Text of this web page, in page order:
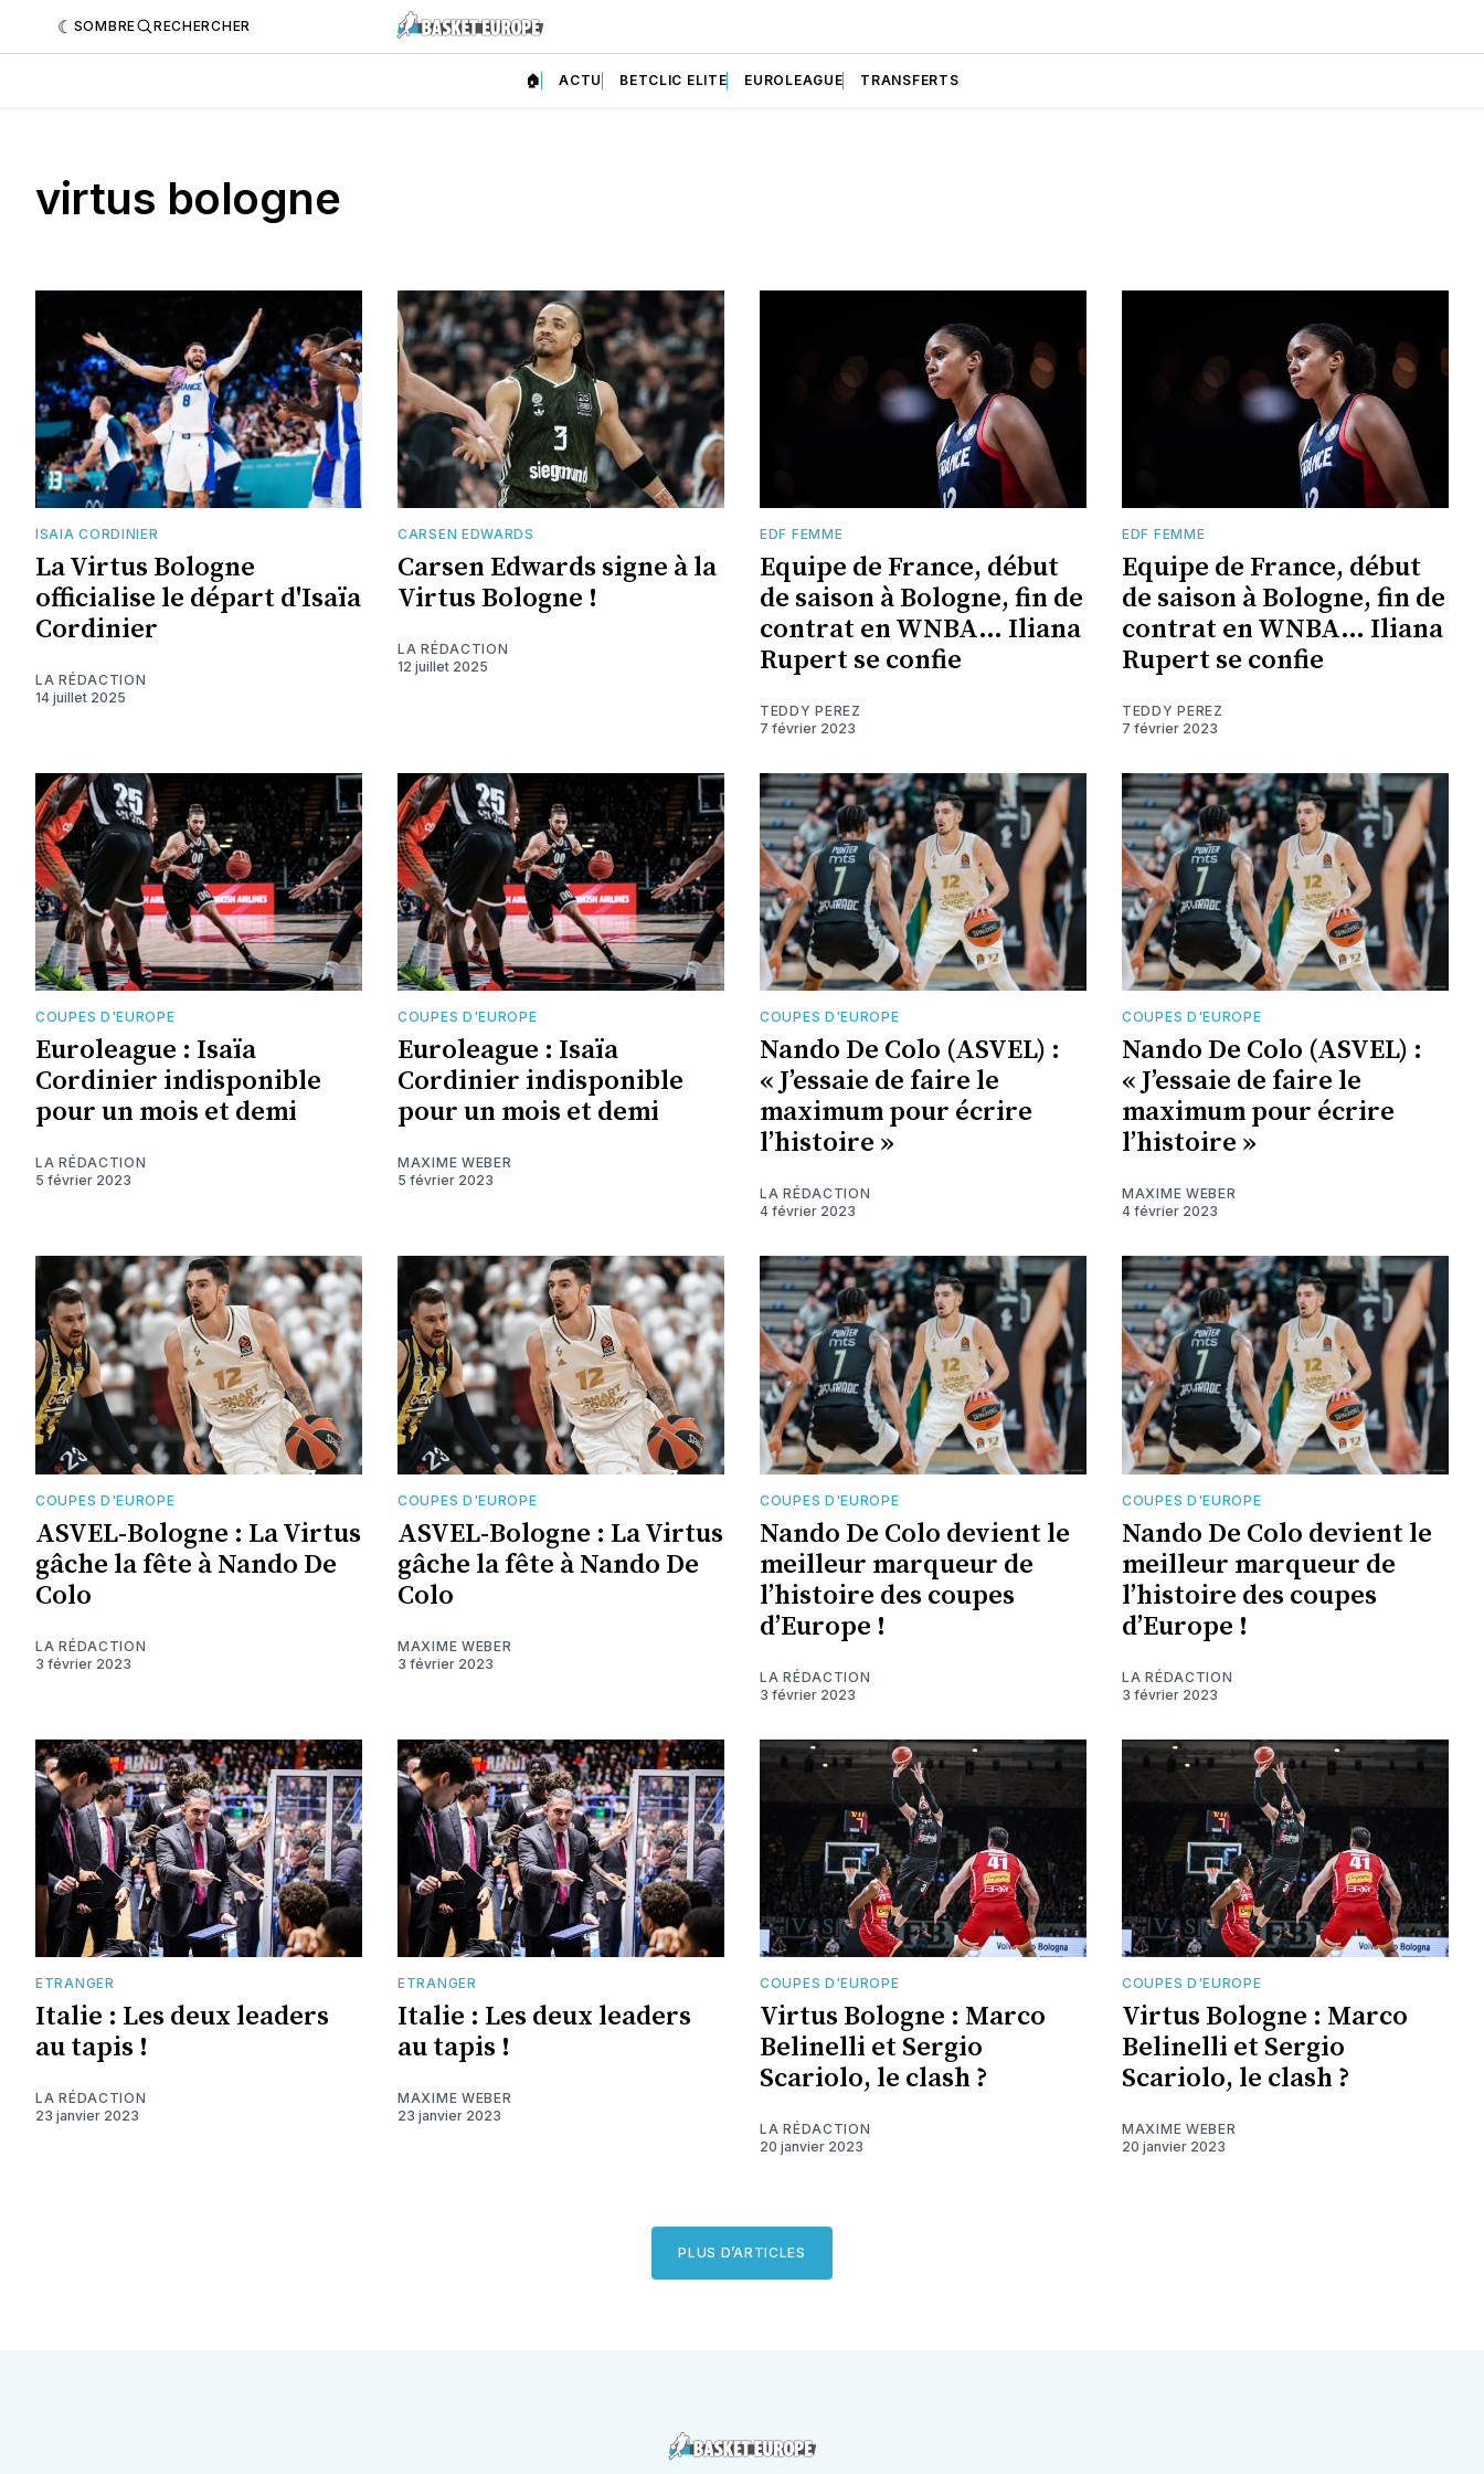
SOMBRE RECHERCHER
🏠 ACTU BETCLIC ELITE EUROLEAGUE TRANSFERTS
virtus bologne
ISAIA CORDINIER
La Virtus Bologne
officialise le départ d'Isaïa
Cordinier
LA RÉDACTION
14 juillet 2025
CARSEN EDWARDS
Carsen Edwards signe à la
Virtus Bologne !
LA RÉDACTION
12 juillet 2025
EDF FEMME
Equipe de France, début
de saison à Bologne, fin de
contrat en WNBA… Iliana
Rupert se confie
TEDDY PEREZ
7 février 2023
EDF FEMME
Equipe de France, début
de saison à Bologne, fin de
contrat en WNBA… Iliana
Rupert se confie
TEDDY PEREZ
7 février 2023
COUPES D'EUROPE
Euroleague : Isaïa
Cordinier indisponible
pour un mois et demi
LA RÉDACTION
5 février 2023
COUPES D'EUROPE
Euroleague : Isaïa
Cordinier indisponible
pour un mois et demi
MAXIME WEBER
5 février 2023
COUPES D'EUROPE
Nando De Colo (ASVEL) :
« J’essaie de faire le
maximum pour écrire
l’histoire »
LA RÉDACTION
4 février 2023
COUPES D'EUROPE
Nando De Colo (ASVEL) :
« J’essaie de faire le
maximum pour écrire
l’histoire »
MAXIME WEBER
4 février 2023
COUPES D'EUROPE
ASVEL-Bologne : La Virtus
gâche la fête à Nando De
Colo
LA RÉDACTION
3 février 2023
COUPES D'EUROPE
ASVEL-Bologne : La Virtus
gâche la fête à Nando De
Colo
MAXIME WEBER
3 février 2023
COUPES D'EUROPE
Nando De Colo devient le
meilleur marqueur de
l’histoire des coupes
d’Europe !
LA RÉDACTION
3 février 2023
COUPES D'EUROPE
Nando De Colo devient le
meilleur marqueur de
l’histoire des coupes
d’Europe !
LA RÉDACTION
3 février 2023
ETRANGER
Italie : Les deux leaders
au tapis !
LA RÉDACTION
23 janvier 2023
ETRANGER
Italie : Les deux leaders
au tapis !
MAXIME WEBER
23 janvier 2023
COUPES D'EUROPE
Virtus Bologne : Marco
Belinelli et Sergio
Scariolo, le clash ?
LA RÉDACTION
20 janvier 2023
COUPES D'EUROPE
Virtus Bologne : Marco
Belinelli et Sergio
Scariolo, le clash ?
MAXIME WEBER
20 janvier 2023
PLUS D’ARTICLES